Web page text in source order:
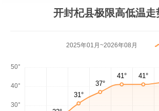
开封杞县极限高低温走
2025年01月~2026年08月